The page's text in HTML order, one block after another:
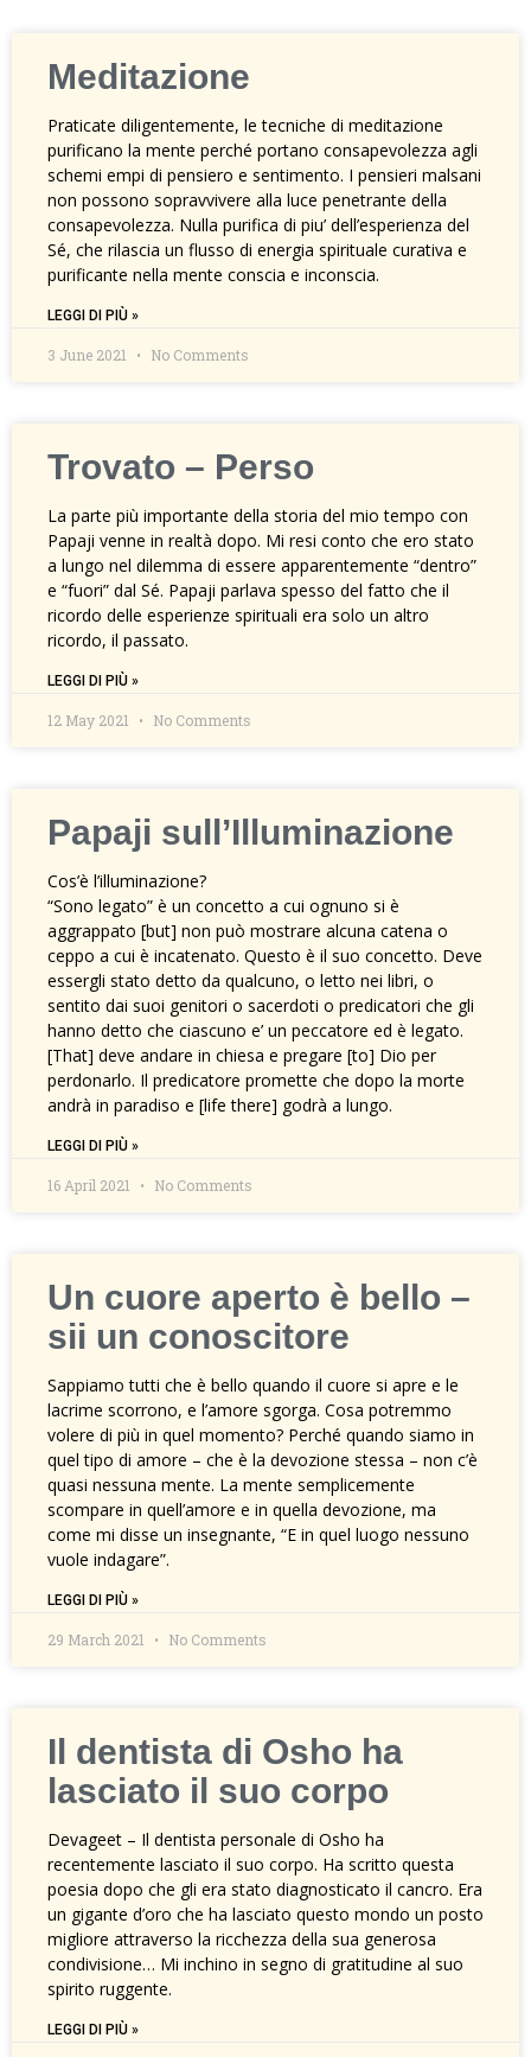
Meditazione
Praticate diligentemente, le tecniche di meditazione
purificano la mente perché portano consapevolezza agli
schemi empi di pensiero e sentimento. I pensieri malsani
non possono sopravvivere alla luce penetrante della
consapevolezza. Nulla purifica di piu’ dell’esperienza del
Sé, che rilascia un flusso di energia spirituale curativa e
purificante nella mente conscia e inconscia.
LEGGI DI PIÙ »
3 June 2021 No Comments
Trovato – Perso
La parte più importante della storia del mio tempo con
Papaji venne in realtà dopo. Mi resi conto che ero stato
a lungo nel dilemma di essere apparentemente “dentro”
e “fuori” dal Sé. Papaji parlava spesso del fatto che il
ricordo delle esperienze spirituali era solo un altro
ricordo, il passato.
LEGGI DI PIÙ »
12 May 2021 No Comments
Papaji sull’Illuminazione
Cos’è l’illuminazione?
“Sono legato” è un concetto a cui ognuno si è
aggrappato [but] non può mostrare alcuna catena o
ceppo a cui è incatenato. Questo è il suo concetto. Deve
essergli stato detto da qualcuno, o letto nei libri, o
sentito dai suoi genitori o sacerdoti o predicatori che gli
hanno detto che ciascuno e’ un peccatore ed è legato.
[That] deve andare in chiesa e pregare [to] Dio per
perdonarlo. Il predicatore promette che dopo la morte
andrà in paradiso e [life there] godrà a lungo.
LEGGI DI PIÙ »
16 April 2021 No Comments
Un cuore aperto è bello –
sii un conoscitore
Sappiamo tutti che è bello quando il cuore si apre e le
lacrime scorrono, e l’amore sgorga. Cosa potremmo
volere di più in quel momento? Perché quando siamo in
quel tipo di amore – che è la devozione stessa – non c’è
quasi nessuna mente. La mente semplicemente
scompare in quell’amore e in quella devozione, ma
come mi disse un insegnante, “E in quel luogo nessuno
vuole indagare”.
LEGGI DI PIÙ »
29 March 2021 No Comments
Il dentista di Osho ha
lasciato il suo corpo
Devageet – Il dentista personale di Osho ha
recentemente lasciato il suo corpo. Ha scritto questa
poesia dopo che gli era stato diagnosticato il cancro. Era
un gigante d’oro che ha lasciato questo mondo un posto
migliore attraverso la ricchezza della sua generosa
condivisione… Mi inchino in segno di gratitudine al suo
spirito ruggente.
LEGGI DI PIÙ »